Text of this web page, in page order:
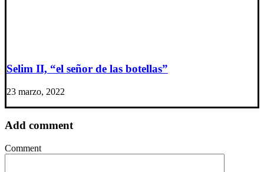
Selim II, “el señor de las botellas”
23 marzo, 2022
Add comment
Comment